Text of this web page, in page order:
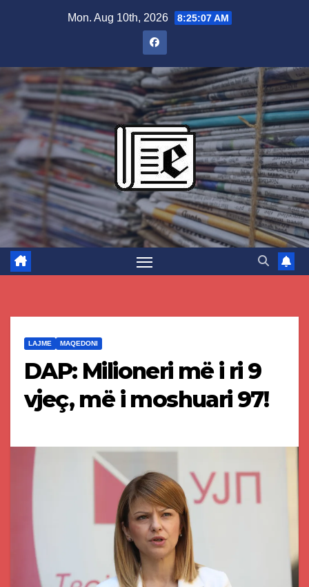
Mon. Aug 10th, 2026 8:25:08 AM
LAJME MAQEDONI
DAP: Milioneri më i ri 9
vjeç, më i moshuari 97!